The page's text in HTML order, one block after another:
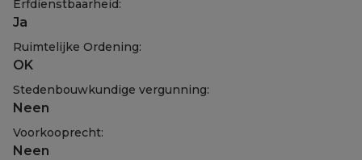
Erfdienstbaarheid:
Ja
Ruimtelijke Ordening:
OK
Stedenbouwkundige vergunning:
Neen
Voorkooprecht:
Neen